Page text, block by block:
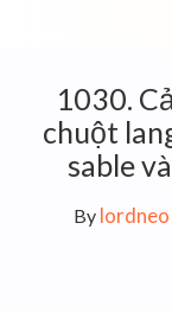
1030.
chuột
sable
By lordneo